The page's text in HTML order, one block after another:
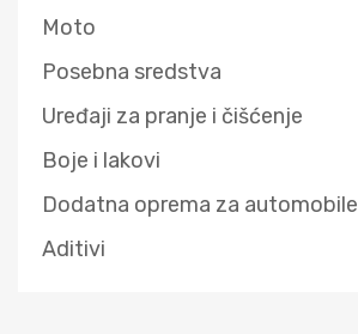
Moto
Posebna sredstva
Uređaji za pranje i čišćenje
Boje i lakovi
Dodatna oprema za automobile
Aditivi